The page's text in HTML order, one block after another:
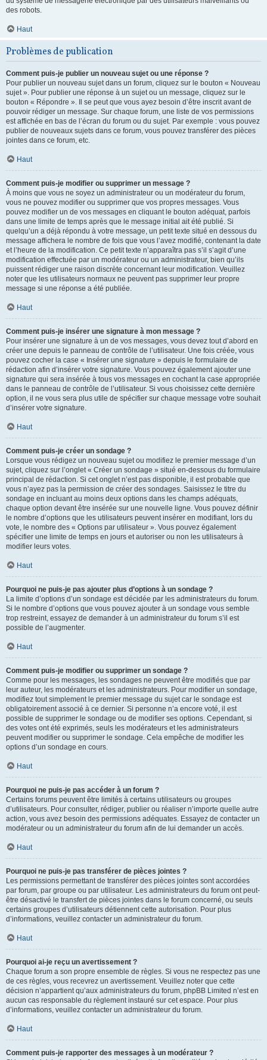
des robots.
Haut
Problèmes de publication
Comment puis-je publier un nouveau sujet ou une réponse ?
Pour publier un nouveau sujet dans un forum, cliquez sur le bouton « Nouveau
sujet ». Pour publier une réponse à un sujet ou un message, cliquez sur le
bouton « Répondre ». Il se peut que vous ayez besoin d’être inscrit avant de
pouvoir rédiger un message. Sur chaque forum, une liste de vos permissions
est affichée en bas de l’écran du forum ou du sujet. Par exemple : vous pouvez
publier de nouveaux sujets dans ce forum, vous pouvez transférer des pièces
jointes dans ce forum, etc.
Haut
Comment puis-je modifier ou supprimer un message ?
À moins que vous ne soyez un administrateur ou un modérateur du forum,
vous ne pouvez modifier ou supprimer que vos propres messages. Vous
pouvez modifier un de vos messages en cliquant le bouton adéquat, parfois
dans une limite de temps après que le message initial ait été publié. Si
quelqu’un a déjà répondu à votre message, un petit texte situé en dessous du
message affichera le nombre de fois que vous l’avez modifié, contenant la date
et l’heure de la modification. Ce petit texte n’apparaîtra pas s’il s’agit d’une
modification effectuée par un modérateur ou un administrateur, bien qu’ils
puissent rédiger une raison discrète concernant leur modification. Veuillez
noter que les utilisateurs normaux ne peuvent pas supprimer leur propre
message si une réponse a été publiée.
Haut
Comment puis-je insérer une signature à mon message ?
Pour insérer une signature à un de vos messages, vous devez tout d’abord en
créer une depuis le panneau de contrôle de l’utilisateur. Une fois créée, vous
pouvez cocher la case « Insérer une signature » depuis le formulaire de
rédaction afin d’insérer votre signature. Vous pouvez également ajouter une
signature qui sera insérée à tous vos messages en cochant la case appropriée
dans le panneau de contrôle de l’utilisateur. Si vous choisissez cette dernière
option, il ne vous sera plus utile de spécifier sur chaque message votre souhait
d’insérer votre signature.
Haut
Comment puis-je créer un sondage ?
Lorsque vous rédigez un nouveau sujet ou modifiez le premier message d’un
sujet, cliquez sur l’onglet « Créer un sondage » situé en-dessous du formulaire
principal de rédaction. Si cet onglet n’est pas disponible, il est probable que
vous n’ayez pas la permission de créer des sondages. Saisissez le titre du
sondage en incluant au moins deux options dans les champs adéquats,
chaque option devant être insérée sur une nouvelle ligne. Vous pouvez définir
le nombre d’options que les utilisateurs peuvent insérer en modifiant, lors du
vote, le nombre des « Options par utilisateur ». Vous pouvez également
spécifier une limite de temps en jours et autoriser ou non les utilisateurs à
modifier leurs votes.
Haut
Pourquoi ne puis-je pas ajouter plus d’options à un sondage ?
La limite d’options d’un sondage est décidée par les administrateurs du forum.
Si le nombre d’options que vous pouvez ajouter à un sondage vous semble
trop restreint, essayez de demander à un administrateur du forum s’il est
possible de l’augmenter.
Haut
Comment puis-je modifier ou supprimer un sondage ?
Comme pour les messages, les sondages ne peuvent être modifiés que par
leur auteur, les modérateurs et les administrateurs. Pour modifier un sondage,
modifiez tout simplement le premier message du sujet car le sondage est
obligatoirement associé à ce dernier. Si personne n’a encore voté, il est
possible de supprimer le sondage ou de modifier ses options. Cependant, si
des votes ont été exprimés, seuls les modérateurs et les administrateurs
peuvent modifier ou supprimer le sondage. Cela empêche de modifier les
options d’un sondage en cours.
Haut
Pourquoi ne puis-je pas accéder à un forum ?
Certains forums peuvent être limités à certains utilisateurs ou groupes
d’utilisateurs. Pour consulter, rédiger, publier ou réaliser n’importe quelle autre
action, vous avez besoin des permissions adéquates. Essayez de contacter un
modérateur ou un administrateur du forum afin de lui demander un accès.
Haut
Pourquoi ne puis-je pas transférer de pièces jointes ?
Les permissions permettant de transférer des pièces jointes sont accordées
par forum, par groupe ou par utilisateur. Les administrateurs du forum ont peut-
être désactivé le transfert de pièces jointes dans le forum concerné, ou seuls
certains groupes d’utilisateurs détiennent cette autorisation. Pour plus
d’informations, veuillez contacter un administrateur du forum.
Haut
Pourquoi ai-je reçu un avertissement ?
Chaque forum a son propre ensemble de règles. Si vous ne respectez pas une
de ces règles, vous recevrez un avertissement. Veuillez noter que cette
décision n’appartient qu’aux administrateurs du forum, phpBB Limited n’est en
aucun cas responsable du règlement instauré sur cet espace. Pour plus
d’informations, veuillez contacter un administrateur du forum.
Haut
Comment puis-je rapporter des messages à un modérateur ?